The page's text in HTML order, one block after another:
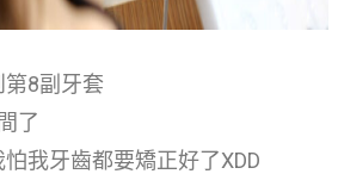
8副牙套
了
我牙齒都要矯正好了XDD